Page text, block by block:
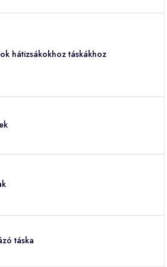
hátizsákokhoz táskákhoz
táska